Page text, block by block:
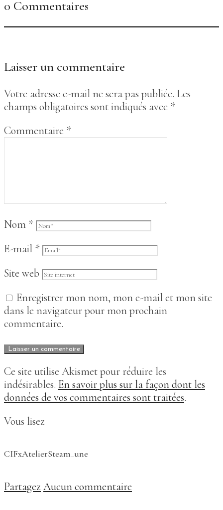
0 Commentaires
Laisser un commentaire
Votre adresse e-mail ne sera pas publiée. Les
champs obligatoires sont indiqués avec *
Commentaire *
Nom *
E-mail *
Site web
Enregistrer mon nom, mon e-mail et mon site
dans le navigateur pour mon prochain
commentaire.
Ce site utilise Akismet pour réduire les
indésirables. En savoir plus sur la façon dont les
données de vos commentaires sont traitées.
Vous lisez
CIFxAtelierSteam_une
Partagez Aucun commentaire